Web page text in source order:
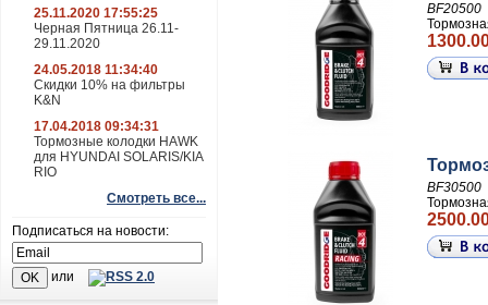
25.11.2020 17:55:25
Черная Пятница 26.11-
29.11.2020
24.05.2018 11:34:40
Скидки 10% на фильтры
K&N
17.04.2018 09:34:31
Тормозные колодки HAWK
для HYUNDAI SOLARIS/KIA
RIO
Смотреть все...
Подписаться на новости:
или
BF20500
BF30500